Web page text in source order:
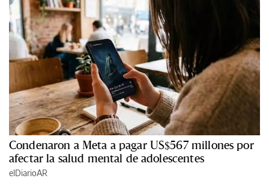
Condenaron a Meta a pagar US$567 millones por
afectar la salud mental de adolescentes
elDiarioAR